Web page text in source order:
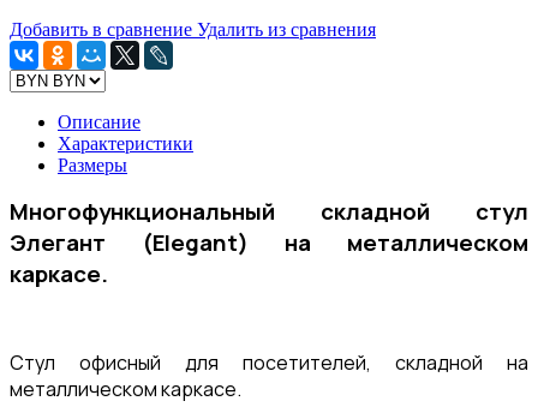
Добавить в сравнение Удалить из сравнения
Описание
Характеристики
Размеры
Многофункциональный складной стул
Элегант (Elegant) на металлическом
каркасе.
Стул офисный для посетителей, складной на
металлическом каркасе.